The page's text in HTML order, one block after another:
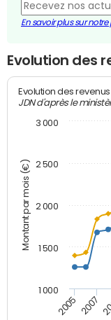
En savoir plus sur
Evolution des
Montant par mois (€)
Evolution des
JDN d'après le
2005 2007
1 000
1 500
2 000
2 500
3 000